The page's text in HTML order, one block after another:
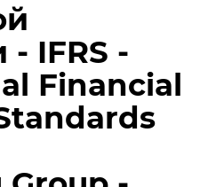
- IFRS -
Financial